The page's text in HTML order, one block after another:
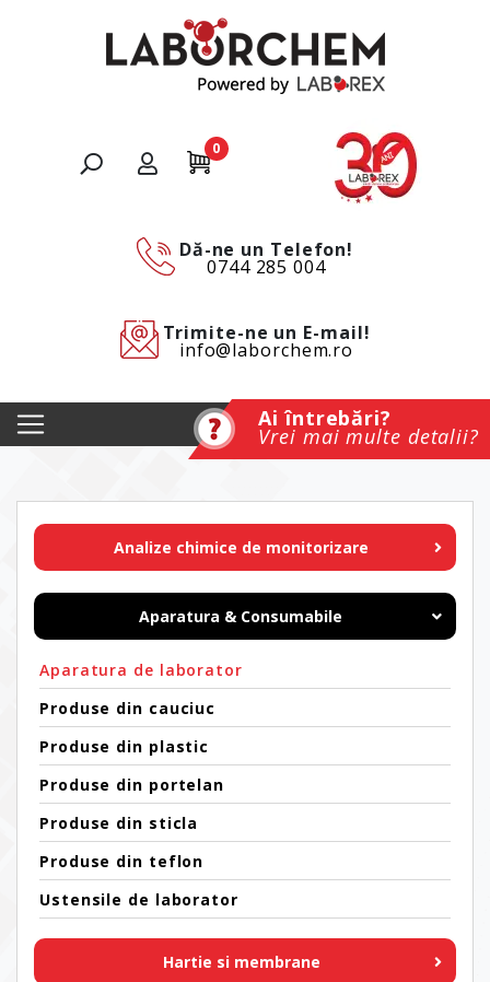
Dă-ne un Telefon!
0744 285 004
Trimite-ne un E-mail!
info@laborchem.ro
0
Ai întrebări?
Vrei mai multe detalii?
Analize chimice de monitorizare
Aparatura & Consumabile
Aparatura de laborator
Produse din cauciuc
Produse din plastic
Produse din portelan
Produse din sticla
Produse din teflon
Ustensile de laborator
Hartie si membrane